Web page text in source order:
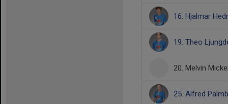
16. Hjalmar
19. Theo
20. Melvin
25. Alfred